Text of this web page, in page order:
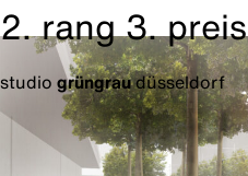
2. rang 3. preis
studio grüngraudüsseldorf